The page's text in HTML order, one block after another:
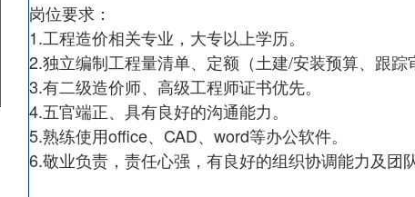
岗位要求：
1.工程造价相关专业，大专以上学历。
2.独立编制工程量清单、定额（土建/安装预算、跟踪
3.有二级造价师、高级工程师证书优先。
4.五官端正、具有良好的沟通能力。
5.熟练使用office、CAD、word等办公软件。
6.敬业负责，责任心强，有良好的组织协调能力及团